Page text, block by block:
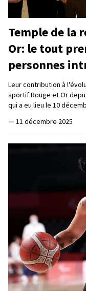
Temple de la
Or: le tout
personnes
Leur contribution à
sportif Rouge et Or
qui a eu lieu le 10
— 11 décembre 2025